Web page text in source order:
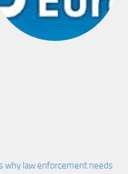
why law enforcement needs